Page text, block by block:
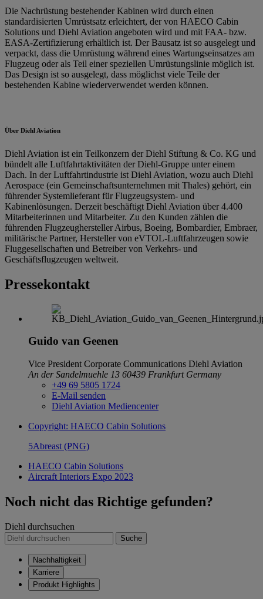
Die Nachrüstung bestehender Kabinen wird durch einen
standardisierten Umrüstsatz erleichtert, der von HAECO Cabin
Solutions und Diehl Aviation angeboten wird und mit FAA- bzw.
EASA-Zertifizierung erhältlich ist. Der Bausatz ist so ausgelegt und
verpackt, dass die Umrüstung während eines Wartungseinsatzes am
Flugzeug oder als Teil einer speziellen Umrüstungslinie möglich ist.
Das Design ist so ausgelegt, dass möglichst viele Teile der
bestehenden Kabine wiederverwendet werden können.
Über Diehl Aviation
Diehl Aviation ist ein Teilkonzern der Diehl Stiftung & Co. KG und
bündelt alle Luftfahrtaktivitäten der Diehl-Gruppe unter einem
Dach. In der Luftfahrtindustrie ist Diehl Aviation, wozu auch Diehl
Aerospace (ein Gemeinschaftsunternehmen mit Thales) gehört, ein
führender Systemlieferant für Flugzeugsystem- und
Kabinenlösungen. Derzeit beschäftigt Diehl Aviation über 4.400
Mitarbeiterinnen und Mitarbeiter. Zu den Kunden zählen die
führenden Flugzeughersteller Airbus, Boeing, Bombardier, Embraer,
militärische Partner, Hersteller von eVTOL-Luftfahrzeugen sowie
Fluggesellschaften und Betreiber von Verkehrs- und
Geschäftsflugzeugen weltweit.
Pressekontakt
Guido van Geenen
Vice President Corporate Communications Diehl Aviation
An der Sandelmuehle 13 60439 Frankfurt Germany
+49 69 5805 1724
E-Mail senden
Diehl Aviation Mediencenter
Copyright: HAECO Cabin Solutions
5Abreast (PNG)
HAECO Cabin Solutions
Aircraft Interiors Expo 2023
Noch nicht das Richtige gefunden?
Diehl durchsuchen
Suche
Nachhaltigkeit
Karriere
Produkt Highlights